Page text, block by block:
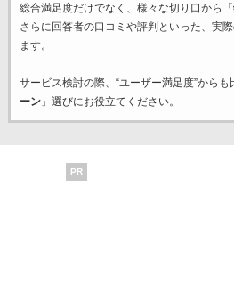
総合満足度だけでなく、様々な切り口から「
さらに回答者の口コミや評判といった、実
ます。
サービス検討の際、“ユーザー満足度”からも
ーン」選びにお役立てください。
PR